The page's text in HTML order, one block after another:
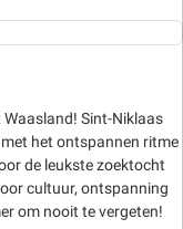
Sint-Niklaas
het ontspannen ritme
de leukste zoektocht
cultuur, ontspanning
om nooit te vergeten!